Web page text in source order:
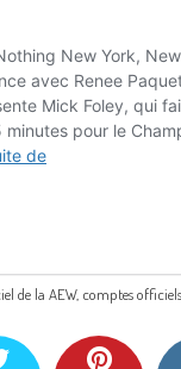
de la AEW, comptes